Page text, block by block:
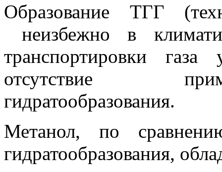
Образование ТГГ
неизбежно в
транспортировки
отсутствие
гидратообразования.
Метанол, по
гидратообразования,